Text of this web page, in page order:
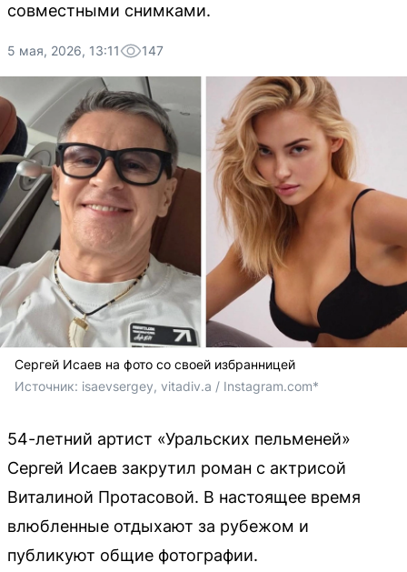
совместными снимками.
5 мая, 2026, 13:11 147
Сергей Исаев на фото со своей избранницей
Источник: isaevsergey, vitadiv.a / Instagram.com*
54-летний артист «Уральских пельменей»
Сергей Исаев закрутил роман с актрисой
Виталиной Протасовой. В настоящее время
влюбленные отдыхают за рубежом и
публикуют общие фотографии.